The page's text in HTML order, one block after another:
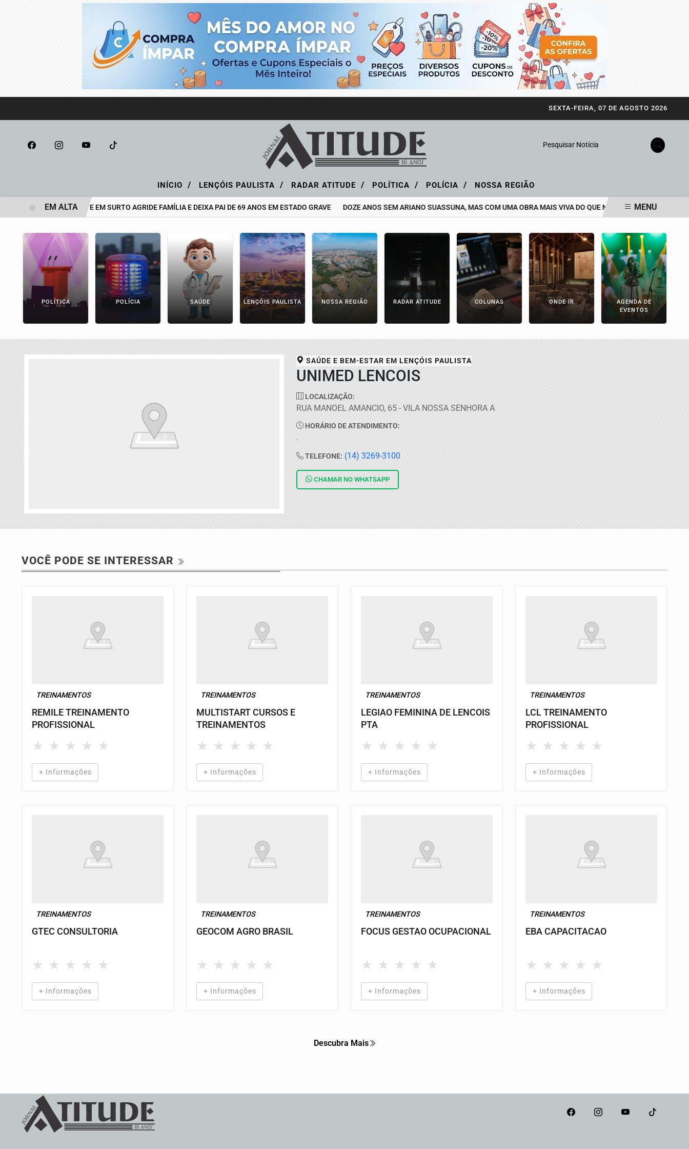
SEXTA-FEIRA, 07 DE AGOSTO 2026
Pesquisar Notícia
INÍCIO / LENÇÓIS PAULISTA / RADAR ATITUDE / POLÍTICA / POLÍCIA / NOSSA REGIÃO
ADOLESCENTE EM SURTO AGRIDE FAMÍLIA E DEIXA PAI DE 69 ANOS EM ESTADO GRAVE DOZE ANOS SEM ARIANO SUASSUNA, MAS COM UMA OBRA MAIS VIVA DO QUE NUNCA EJA GANHA
EM ALTA MENU
POLÍTICA POLÍCIA SAÚDE LENÇÓIS PAULISTA NOSSA REGIÃO RADAR ATITUDE COLUNAS ONDE IR
AGENDA DE
EVENTOS
SAÚDE E BEM-ESTAR EM LENÇÓIS PAULISTA
UNIMED LENCOIS
LOCALIZAÇÃO:
RUA MANOEL AMANCIO, 65 - VILA NOSSA SENHORA A
HORÁRIO DE ATENDIMENTO:
.
TELEFONE: (14) 3269-3100
CHAMAR NOWHATSAPP
VOCÊ PODE SE INTERESSAR
TREINAMENTOS
REMILE TREINAMENTO
PROFISSIONAL
★ ★ ★ ★ ★
+ Informações
TREINAMENTOS
MULTISTART CURSOS E
TREINAMENTOS
★ ★ ★ ★ ★
+ Informações
TREINAMENTOS
LEGIAO FEMININA DE LENCOIS
PTA
★ ★ ★ ★ ★
+ Informações
TREINAMENTOS
LCL TREINAMENTO
PROFISSIONAL
★ ★ ★ ★ ★
+ Informações
TREINAMENTOS
GTEC CONSULTORIA
★ ★ ★ ★ ★
+ Informações
TREINAMENTOS
GEOCOM AGRO BRASIL
★ ★ ★ ★ ★
+ Informações
TREINAMENTOS
FOCUS GESTAO OCUPACIONAL
★ ★ ★ ★ ★
+ Informações
TREINAMENTOS
EBA CAPACITACAO
★ ★ ★ ★ ★
+ Informações
Descubra Mais